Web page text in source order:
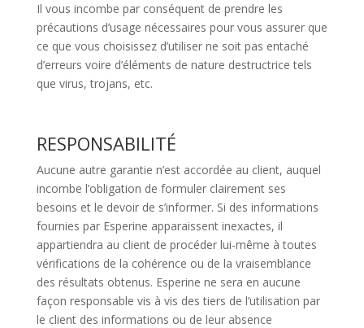
Il vous incombe par conséquent de prendre les
précautions d’usage nécessaires pour vous assurer que
ce que vous choisissez d’utiliser ne soit pas entaché
d’erreurs voire d’éléments de nature destructrice tels
que virus, trojans, etc.
RESPONSABILITÉ
Aucune autre garantie n’est accordée au client, auquel
incombe l’obligation de formuler clairement ses
besoins et le devoir de s’informer. Si des informations
fournies par Esperine apparaissent inexactes, il
appartiendra au client de procéder lui-même à toutes
vérifications de la cohérence ou de la vraisemblance
des résultats obtenus. Esperine ne sera en aucune
façon responsable vis à vis des tiers de l’utilisation par
le client des informations ou de leur absence